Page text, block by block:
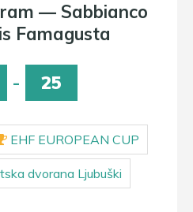
— Sabbianco
Famagusta
- 25
EHF EUROPEAN CUP
dvorana Ljubuški